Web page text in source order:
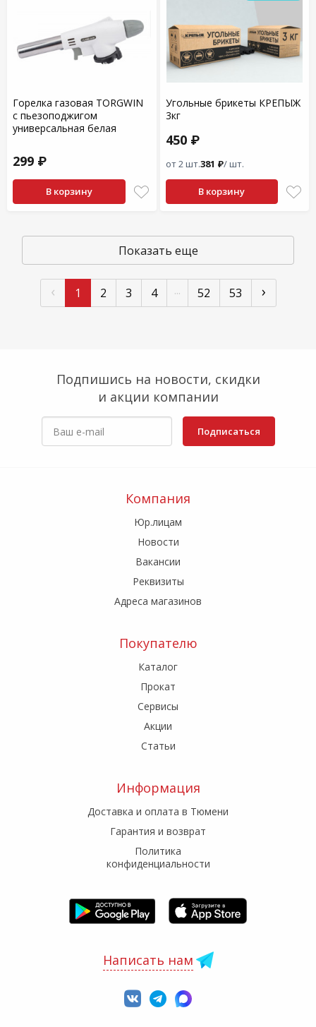
Горелка газовая TORGWIN
с пьезоподжигом
универсальная белая
299 ₽
В корзину
Угольные брикеты КРЕПЫЖ
3кг
450 ₽
от 2 шт.381 ₽/ шт.
В корзину
Показать еще
‹ 1 2 3 4 ... 52 53 ›
Подпишись на новости, скидки
и акции компании
Подписаться
Компания
Юр.лицам
Новости
Вакансии
Реквизиты
Адреса магазинов
Покупателю
Каталог
Прокат
Сервисы
Акции
Статьи
Информация
Доставка и оплата в Тюмени
Гарантия и возврат
Политика
конфиденциальности
Написать нам